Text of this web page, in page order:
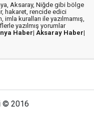
Aksaray, Niğde gibi bölge
hakaret, rencide edici
kuralları ile yazılmamış,
yazılmış yorumlar
Haber| Aksaray Haber|
© 2016